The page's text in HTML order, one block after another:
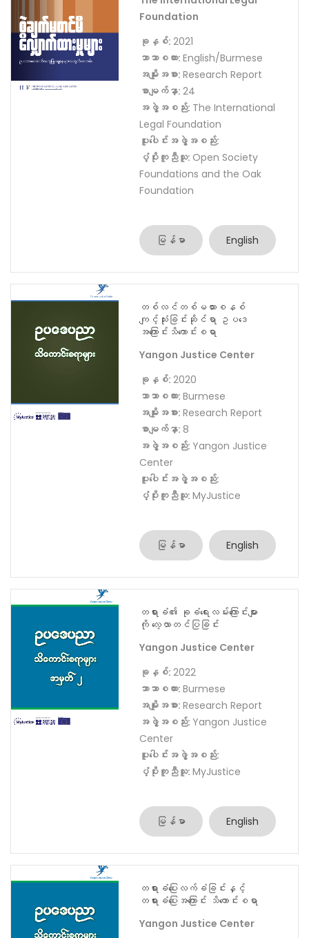
ပူးပေါင်းအဖွဲ့အစည်း:
ပံ့ပိုးကူညီသူ:MyJustice
မြန်မာ English
စွဲချက်မတင်မီ လျှောက်ထားမှုများ
The International Legal
Foundation
ဘာသာစကား:
English/Burmese
အမျိုးအစား:
Research Report
အဖွဲ့အစည်း:The International
Legal Foundation
ပူးပေါင်းအဖွဲ့အစည်း:
ပံ့ပိုးကူညီသူ:Open Society
Foundations and the Oak
Foundation
မြန်မာ English
တစ်လင်တစ်မယားစနစ်
ကျင့်သုံးခြင်းဆိုင်ရာ ဥပဒေ
အကြောင်းသိကောင်းစရာ
Yangon Justice Center
ခုနှစ်:
အမျိုးအစား:Research Report
စာမျက်နှာ:
အဖွဲ့အစည်း: Yangon Justice
ပူးပေါင်းအဖွဲ့အစည်း:
ပံ့ပိုးကူညီသူ:MyJustice
မြန်မာ English
Yangon Justice Center
ဘာသာစကား:Burmese
အမျိုးအစား:
Research Report
အဖွဲ့အစည်း:Yangon Justice
ပူးပေါင်းအဖွဲ့အစည်း: